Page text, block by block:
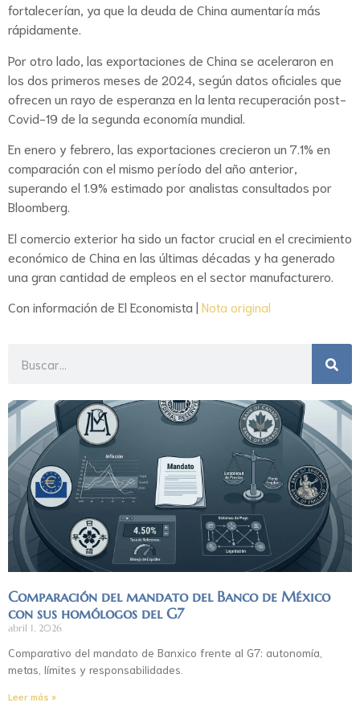
fortalecerían, ya que la deuda de China aumentaría más
rápidamente.
Por otro lado, las exportaciones de China se aceleraron en
los dos primeros meses de 2024, según datos oficiales que
ofrecen un rayo de esperanza en la lenta recuperación post-
Covid-19 de la segunda economía mundial.
En enero y febrero, las exportaciones crecieron un 7.1% en
comparación con el mismo período del año anterior,
superando el 1.9% estimado por analistas consultados por
Bloomberg.
El comercio exterior ha sido un factor crucial en el crecimiento
económico de China en las últimas décadas y ha generado
una gran cantidad de empleos en el sector manufacturero.
Con información de El Economista | Nota original
Comparación del mandato del Banco de México
con sus homólogos del G7
abril 1, 2026
Comparativo del mandato de Banxico frente al G7: autonomía,
metas, límites y responsabilidades.
Leer más »